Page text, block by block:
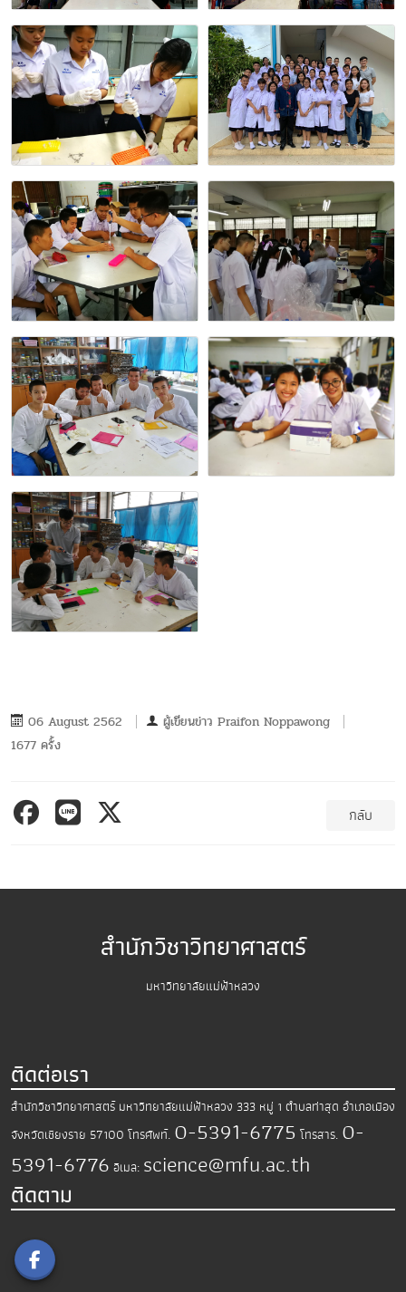
06 August 2562 ผู้เขียนข่าว Praifon Noppawong
1677 ครั้ง
กลับ
สำนักวิชาวิทยาศาสตร์
มหาวิทยาลัยแม่ฟ้าหลวง
ติดต่อเรา
สำนักวิชาวิทยาศาสตร์ มหาวิทยาลัยแม่ฟ้าหลวง 333 หมู่ 1 ตำบลท่าสุด อำเภอเมือง
จังหวัดเชียงราย 57100 โทรศัพท์. 0-5391-6775 โทรสาร. 0-
5391-6776 อีเมล: science@mfu.ac.th
ติดตาม